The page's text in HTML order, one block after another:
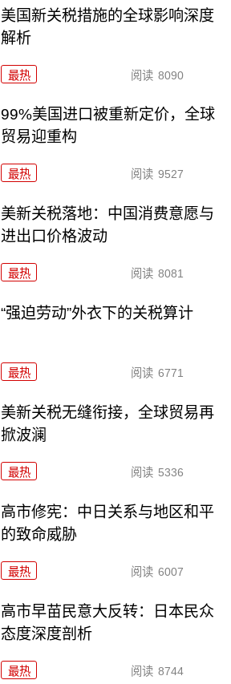
美国新关税措施的全球影响深度
解析
最热 阅读 8090
99%美国进口被重新定价，全球
贸易迎重构
最热 阅读 9527
美新关税落地：中国消费意愿与
进出口价格波动
最热 阅读 8081
“强迫劳动”外衣下的关税算计
最热 阅读 6771
美新关税无缝衔接，全球贸易再
掀波澜
最热 阅读 5336
高市修宪：中日关系与地区和平
的致命威胁
最热 阅读 6007
高市早苗民意大反转：日本民众
态度深度剖析
最热 阅读 8744